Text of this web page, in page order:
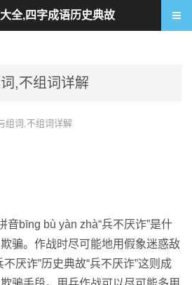
,不组词详解
组词,不组词详解
音bīng bù yàn zhà“兵不厌诈”是什
骗。作战时尽可能地用假象迷惑敌
厌诈”历史典故“兵不厌诈”这则成
全,四字成语历史典故